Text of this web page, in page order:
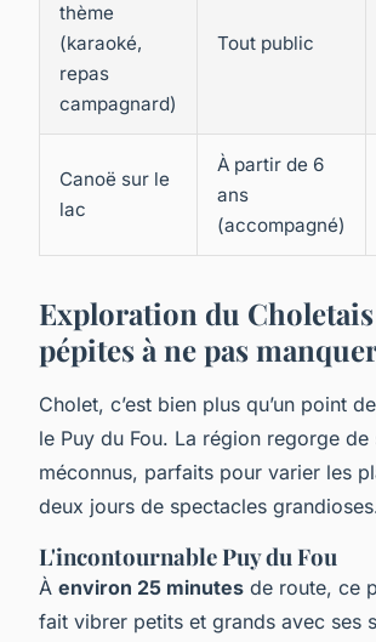
thème
(karaoké,
repas
campagnard)
Tout public
Canoë sur le
lac
À partir de 6
ans
(accompagné)
Exploration du
pépites à ne pas
Cholet, c’est bien plus qu’un point
le Puy du Fou. La région regorge de
méconnus, parfaits pour varier les
deux jours de spectacles
L'incontournable Puy du Fou
À environ 25 minutes de route, ce
fait vibrer petits et grands avec ses